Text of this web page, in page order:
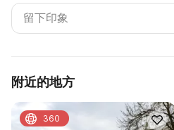
附近的地方
360